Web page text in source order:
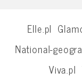
Elle.pl
National-
Viva.pl